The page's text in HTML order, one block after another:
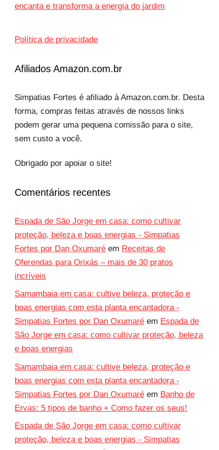
encanta e transforma a energia do jardim
Política de privacidade
Afiliados Amazon.com.br
Simpatias Fortes é afiliado à Amazon.com.br. Desta
forma, compras feitas através de nossos links
podem gerar uma pequena comissão para o site,
sem custo a você.
Obrigado por apoiar o site!
Comentários recentes
Espada de São Jorge em casa: como cultivar
proteção, beleza e boas energias - Simpatias
Fortes por Dan Oxumaré em Receitas de
Oferendas para Orixás – mais de 30 pratos
incríveis
Samambaia em casa: cultive beleza, proteção e
boas energias com esta planta encantadora -
Simpatias Fortes por Dan Oxumaré em Espada de
São Jorge em casa: como cultivar proteção, beleza
e boas energias
Samambaia em casa: cultive beleza, proteção e
boas energias com esta planta encantadora -
Simpatias Fortes por Dan Oxumaré em Banho de
Ervas: 5 tipos de banho + Como fazer os seus!
Espada de São Jorge em casa: como cultivar
proteção, beleza e boas energias - Simpatias